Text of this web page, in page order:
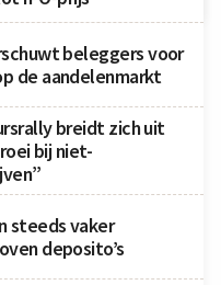
beleggers voor
de aandelenmarkt
breidt zich uit
bij niet-
steeds vaker
deposito’s